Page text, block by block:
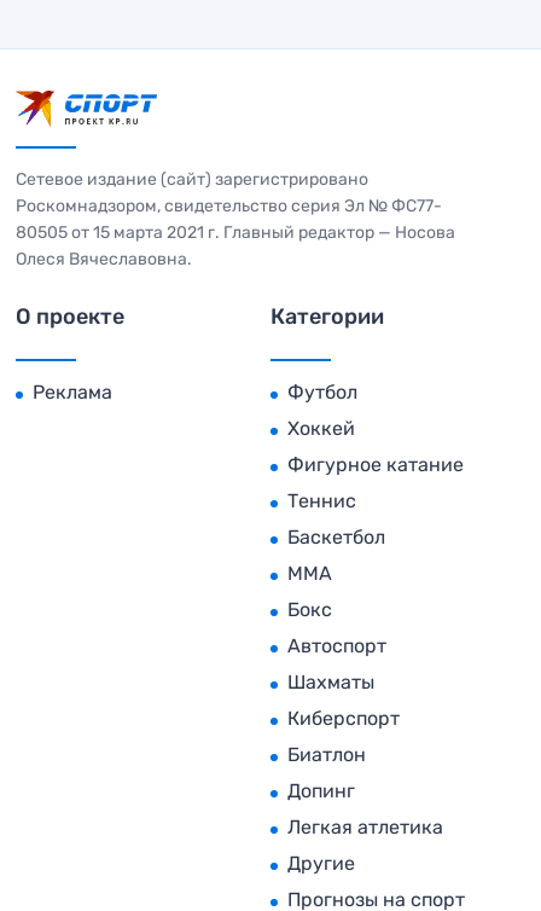
Сетевое издание (сайт) зарегистрировано
Роскомнадзором, свидетельство серия Эл № ФС77-
80505 от 15 марта 2021 г. Главный редактор — Носова
Олеся Вячеславовна.
О проекте
Реклама
Категории
Футбол
Хоккей
Фигурное катание
Теннис
Баскетбол
MMA
Бокс
Автоспорт
Шахматы
Киберспорт
Биатлон
Допинг
Легкая атлетика
Другие
Прогнозы на спорт